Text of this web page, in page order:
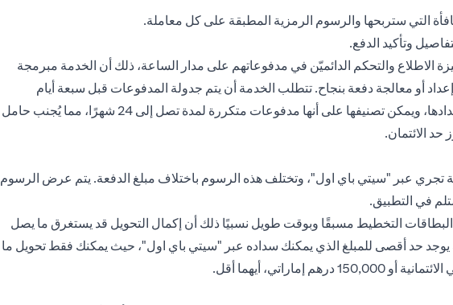
التي ستربحها والرسوم الرمزية المطبقة على كل معاملة.
وتأكيد الدفع.
الاطلاع والتحكم الدائميّن في مدفوعاتهم على مدار الساعة، ذلك أن الخدمة مبرمجة
أو معالجة دفعة بنجاح. تتطلب الخدمة أن يتم جدولة المدفوعات قبل سبعة أيام
تقويمية على الأقل من الموعد المعتزم لسدادها، ويمكن تصنيفها على أنها مدفوعات متكررة لمدة تصل إلى 24 شهرًا، مما يُجنب حامل
الائتمان.
عبر "سيتي باي اول"، وتختلف هذه الرسوم باختلاف مبلغ الدفعة. يتم عرض الرسوم
في التطبيق.
التخطيط مسبقًا وبوقت طويل نسبيًا ذلك أن إكمال التحويل قد يستغرق ما يصل
حد أقصى للمبلغ الذي يمكنك سداده عبر "سيتي باي اول"، حيث يمكنك فقط تحويل ما